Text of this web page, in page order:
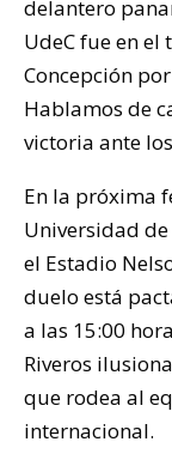
delantero
UdeC fue en
Concepción
Hablamos de
victoria ante
En la próxima
Universidad
el Estadio
duelo está
a las 15:00
Riveros
que rodea al
internacional.